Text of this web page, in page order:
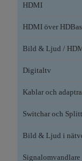
HDMI
HDMI över
Bild & Ljud /
Digitaltv
Kablar och
Switchar och
Bild & Ljud i
Signalomvandlare